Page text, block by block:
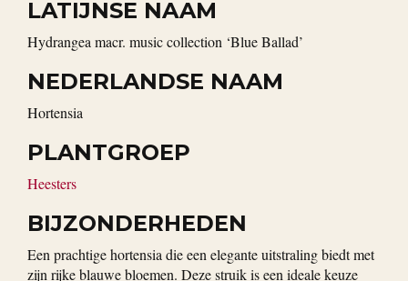
LATIJNSE NAAM
Hydrangea macr. music collection ‘Blue Ballad’
NEDERLANDSE NAAM
Hortensia
PLANTGROEP
Heesters
BIJZONDERHEDEN
Een prachtige hortensia die een elegante uitstraling biedt met
zijn rijke blauwe bloemen. Deze struik is een ideale keuze